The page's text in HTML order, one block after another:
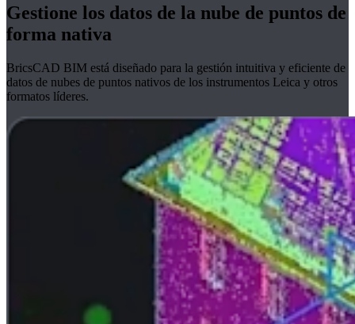
Gestione los datos de la nube de puntos de
forma nativa
BricsCAD BIM está diseñado para la gestión intuitiva y eficiente de
datos de nubes de puntos nativos de los instrumentos Leica y otros
formatos líderes.